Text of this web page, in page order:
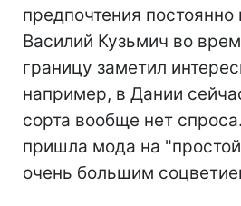
предпочтения
Василий Кузьмич во
границу заметил
например, в Дании
сорта вообще нет
пришла мода на
очень большим